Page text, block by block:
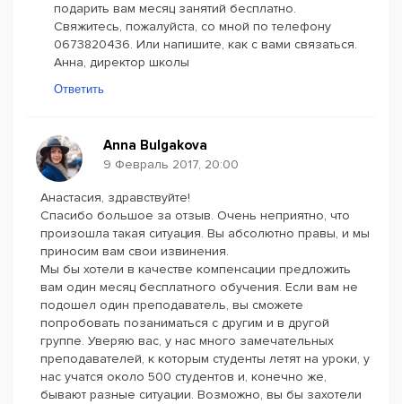
подарить вам месяц занятий бесплатно.
Свяжитесь, пожалуйста, со мной по телефону
0673820436. Или напишите, как с вами связаться.
Анна, директор школы
Ответить
Anna Bulgakova
9 Февраль 2017, 20:00
Анастасия, здравствуйте!
Спасибо большое за отзыв. Очень неприятно, что
произошла такая ситуация. Вы абсолютно правы, и мы
приносим вам свои извинения.
Мы бы хотели в качестве компенсации предложить
вам один месяц бесплатного обучения. Если вам не
подошел один преподаватель, вы сможете
попробовать позаниматься с другим и в другой
группе. Уверяю вас, у нас много замечательных
преподавателей, к которым студенты летят на уроки, у
нас учатся около 500 студентов и, конечно же,
бывают разные ситуации. Возможно, вы бы захотели